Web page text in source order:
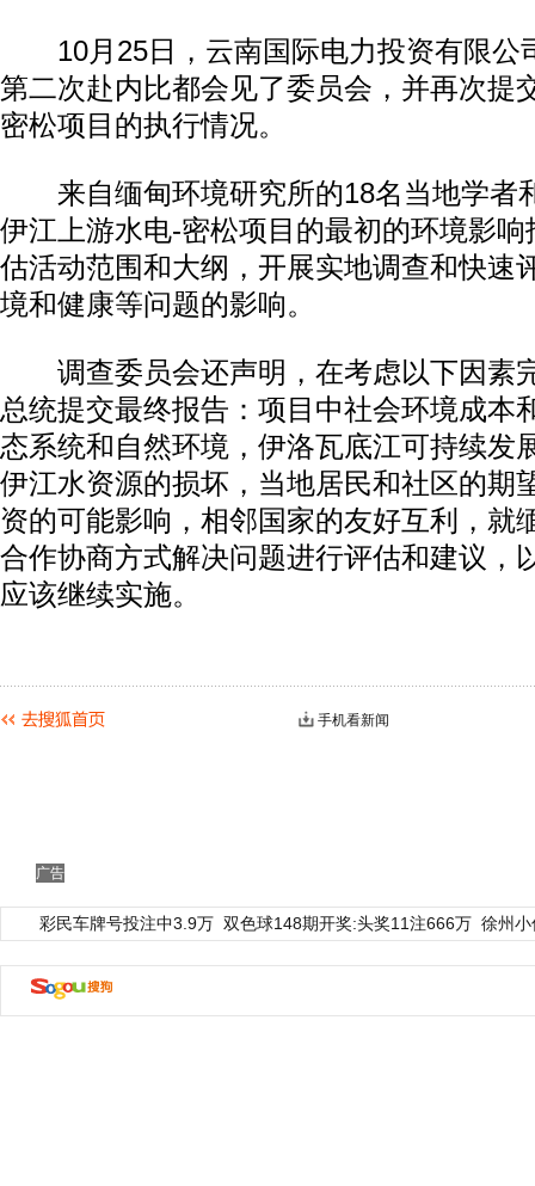
10月25日，云南国际电力投资有限公
第二次赴内比都会见了委员会，并再次提
密松项目的执行情况。
来自缅甸环境研究所的18名当地学者
伊江上游水电-密松项目的最初的环境影
估活动范围和大纲，开展实地调查和快速
境和健康等问题的影响。
调查委员会还声明，在考虑以下因素
总统提交最终报告：项目中社会环境成本
态系统和自然环境，伊洛瓦底江可持续发
伊江水资源的损坏，当地居民和社区的期
资的可能影响，相邻国家的友好互利，就
合作协商方式解决问题进行评估和建议，
应该继续实施。
手机看新闻
广告
彩民车牌号投注中3.9万 双色球148期开奖:头奖11注666万 徐州